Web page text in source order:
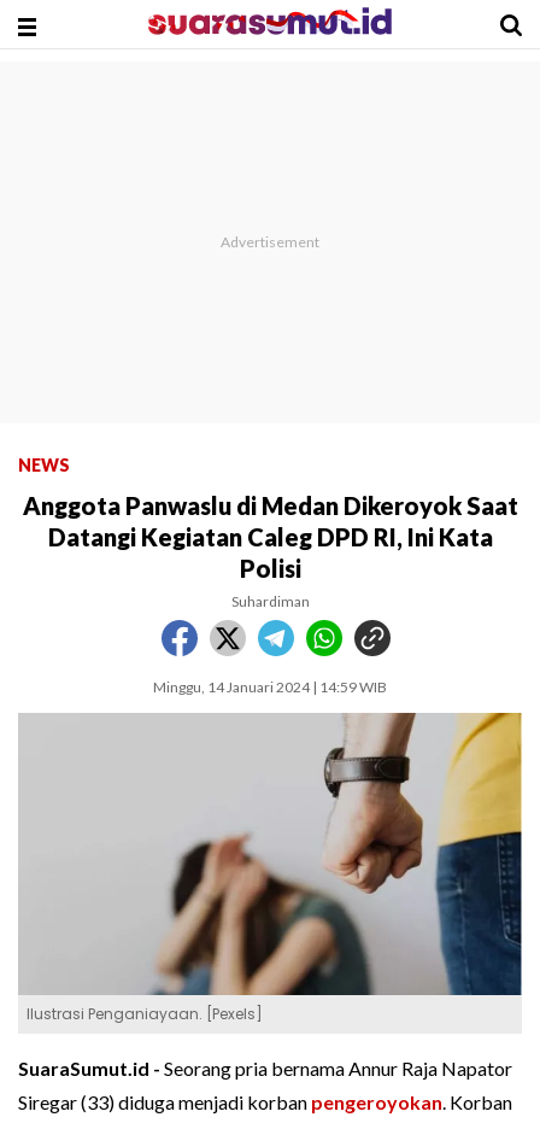
NEWS
Anggota Panwaslu di Medan Dikeroyok Saat
Datangi Kegiatan Caleg DPD RI, Ini Kata
Polisi
Suhardiman
Minggu, 14 Januari 2024 | 14:59 WIB
Ilustrasi Penganiayaan. [Pexels]
SuaraSumut.id - Seorang pria bernama Annur Raja Napator
Siregar (33) diduga menjadi korban pengeroyokan. Korban